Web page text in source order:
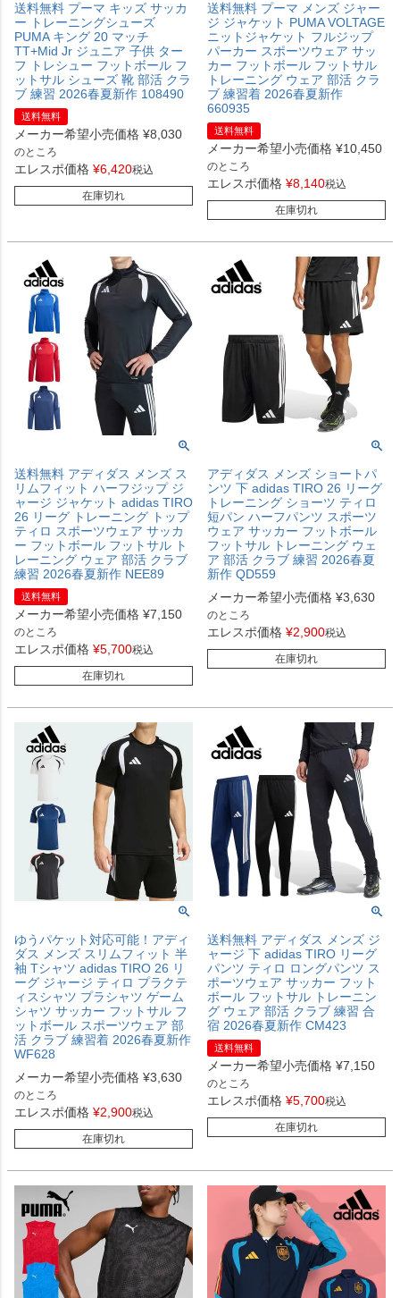
送料無料 プーマ キッズ サッカ
ー トレーニングシューズ
PUMA キング 20 マッチ
TT+Mid Jr ジュニア 子供 ター
フ トレシュー フットボール フ
ットサル シューズ 靴 部活 クラ
ブ 練習 2026春夏新作 108490
送料無料
メーカー希望小売価格 ¥8,030
のところ
エレスポ価格 ¥6,420税込
在庫切れ
送料無料 プーマ メンズ ジャー
ジ ジャケット PUMA VOLTAGE
ニットジャケット フルジップ
パーカー スポーツウェア サッ
カー フットボール フットサル
トレーニング ウェア 部活 クラ
ブ 練習着 2026春夏新作
660935
送料無料
メーカー希望小売価格 ¥10,450
のところ
エレスポ価格 ¥8,140税込
在庫切れ
送料無料 アディダス メンズ ス
リムフィット ハーフジップ ジ
ャージ ジャケット adidas TIRO
26 リーグ トレーニング トップ
ティロ スポーツウェア サッカ
ー フットボール フットサル ト
レーニング ウェア 部活 クラブ
練習 2026春夏新作 NEE89
送料無料
メーカー希望小売価格 ¥7,150
のところ
エレスポ価格 ¥5,700税込
在庫切れ
アディダス メンズ ショートパ
ンツ 下 adidas TIRO 26 リーグ
トレーニング ショーツ ティロ
短パン ハーフパンツ スポーツ
ウェア サッカー フットボール
フットサル トレーニング ウェ
ア 部活 クラブ 練習 2026春夏
新作 QD559
メーカー希望小売価格 ¥3,630
のところ
エレスポ価格 ¥2,900税込
在庫切れ
ゆうパケット対応可能！アディ
ダス メンズ スリムフィット 半
袖 Tシャツ adidas TIRO 26 リ
ーグ ジャージ ティロ プラクテ
ィスシャツ プラシャツ ゲーム
シャツ サッカー フットサル フ
ットボール スポーツウェア 部
活 クラブ 練習着 2026春夏新作
WF628
メーカー希望小売価格 ¥3,630
のところ
エレスポ価格 ¥2,900税込
在庫切れ
送料無料 アディダス メンズ ジ
ャージ 下 adidas TIRO リーグ
パンツ ティロ ロングパンツ ス
ポーツウェア サッカー フット
ボール フットサル トレーニン
グ ウェア 部活 クラブ 練習 合
宿 2026春夏新作 CM423
送料無料
メーカー希望小売価格 ¥7,150
のところ
エレスポ価格 ¥5,700税込
在庫切れ